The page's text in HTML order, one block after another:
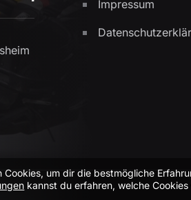
Impressum
Cookies, um dir die bestmögliche
kannst du erfahren, welche